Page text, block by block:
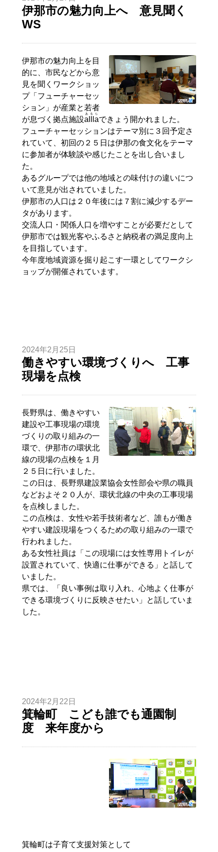
伊那市の魅力向上へ 意見聞く
WS
伊那市の魅力向上を目
的に、市民などから意
見を聞くワークショッ
プ「フューチャーセッ
ション」が産業と若者
が息づく拠点施設allla
あるら
できょう開かれました。
フューチャーセッションはテーマ別に３回予定さ
れていて、初回の２５日は伊那の食文化をテーマ
に参加者が体験談や感じたことを出し合いまし
た。
あるグループでは他の地域との味付けの違いにつ
いて意見が出されていました。
伊那市の人口は２０年後には７割に減少するデー
タがあります。
交流人口・関係人口を増やすことが必要だとして
伊那市では観光客やふるさと納税者の満足度向上
を目指しています。
今年度地域資源を掘り起こす一環としてワークシ
ョップが開催されています。
2024年2月25日
働きやすい環境づくりへ 工事
現場を点検
長野県は、働きやすい
建設や工事現場の環境
づくりの取り組みの一
環で、伊那市の環状北
線の現場の点検を１月
２５日に行いました。
この日は、長野県建設業協会女性部会や県の職員
などおよそ２０人が、環状北線の中央の工事現場
を点検しました。
この点検は、女性や若手技術者など、誰もが働き
やすい建設現場をつくるための取り組みの一環で
行われました。
ある女性社員は「この現場には女性専用トイレが
設置されていて、快適に仕事ができる」と話して
いました。
県では、「良い事例は取り入れ、心地よく仕事が
できる環境づくりに反映させたい」と話していま
した。
2024年2月22日
箕輪町 こども誰でも通園制
度 来年度から
箕輪町は子育て支援対策として